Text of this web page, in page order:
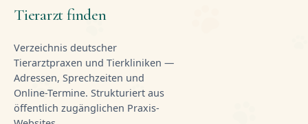
Tierarzt finden
Verzeichnis deutscher
Tierarztpraxen und Tierkliniken —
Adressen, Sprechzeiten und
Online-Termine. Strukturiert aus
öffentlich zugänglichen Praxis-